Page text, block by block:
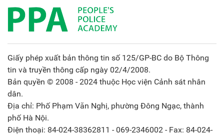
Giấy phép xuất bản thông tin số 125/GP-BC do Bộ Thông
tin và truyền thông cấp ngày 02/4/2008.
Bản quyền © 2008 - 2024 thuộc Học viện Cảnh sát nhân
dân.
Địa chỉ: Phố Phạm Văn Nghị, phường Đông Ngạc, thành
phố Hà Nội.
Điện thoại: 84-024-38362811 - 069-2346002 - Fax: 84-024-